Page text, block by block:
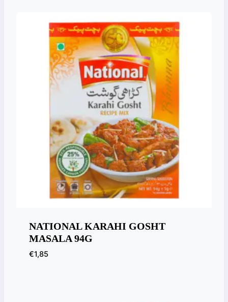
NATIONAL KARAHI GOSHT
MASALA 94G
€1,85